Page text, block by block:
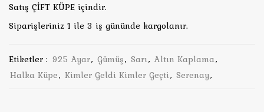
Satış ÇİFT KÜPE içindir.
Siparişleriniz 1 ile 3 iş gününde kargolanır.
Etiketler : 925 Ayar, Gümüş, Sarı, Altın Kaplama,
Halka Küpe, Kimler Geldi Kimler Geçti, Serenay,